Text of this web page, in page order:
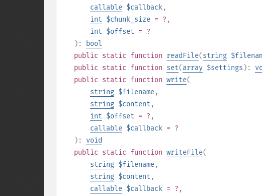
callable $callback,
int $chunk_size = ? ,
int $offset = ?
):
bool
public static function readFile(string
public static function set(array $settings ):
public static function write(
string $filename,
string $content ,
int $offset = ? ,
callable $callback = ?
): void
public static function writeFile(
string $filename,
string $content ,
callable $callback = ? ,